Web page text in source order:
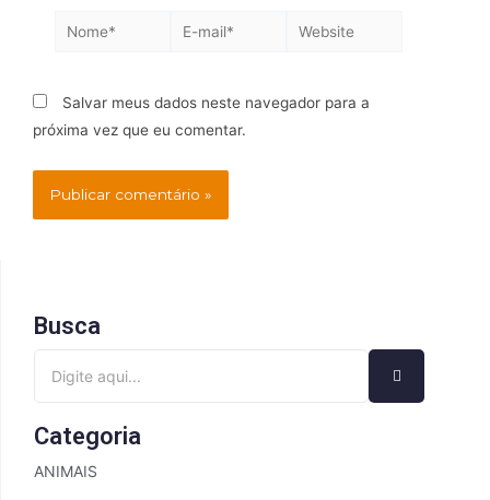
Salvar meus dados neste navegador para a
próxima vez que eu comentar.
Busca
Categoria
ANIMAIS